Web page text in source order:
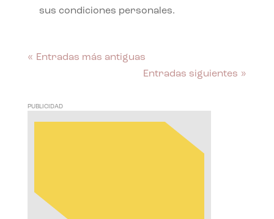
sus condiciones personales.
« Entradas más antiguas
Entradas siguientes »
PUBLICIDAD